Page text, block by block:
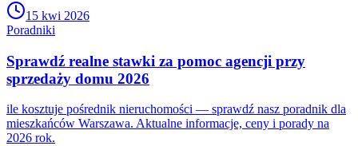
15 kwi 2026
Poradniki
Sprawdź realne stawki za pomoc agencji przy
sprzedaży domu 2026
ile kosztuje pośrednik nieruchomości — sprawdź nasz poradnik dla
mieszkańców Warszawa. Aktualne informacje, ceny i porady na
2026 rok.